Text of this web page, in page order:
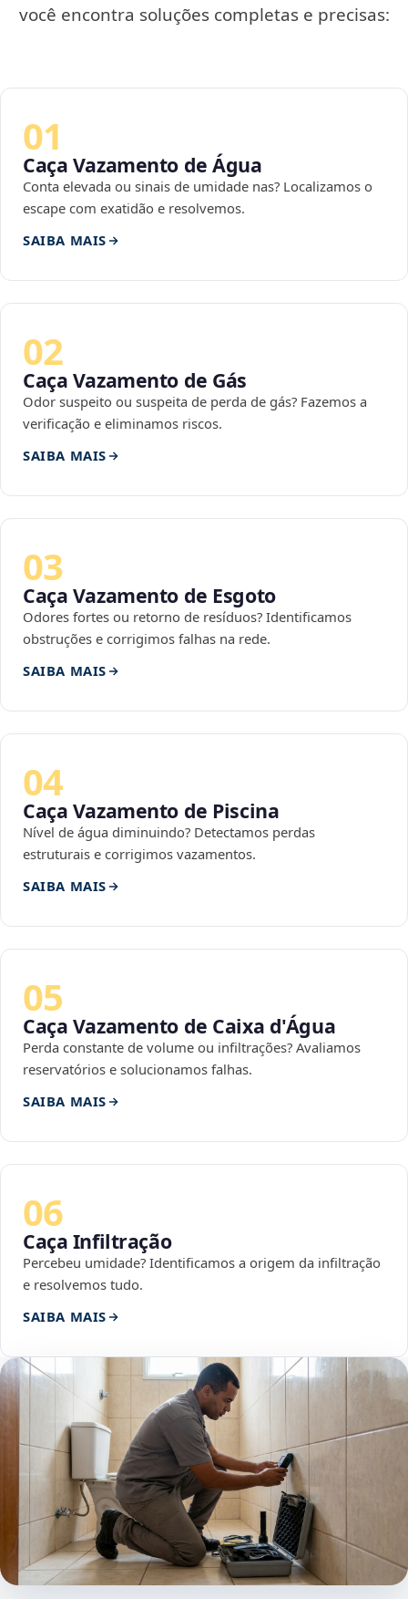
você encontra soluções completas e precisas:
01
Caça Vazamento de Água
Conta elevada ou sinais de umidade nas? Localizamos o
escape com exatidão e resolvemos.
SAIBA MAIS
02
Caça Vazamento de Gás
Odor suspeito ou suspeita de perda de gás? Fazemos a
verificação e eliminamos riscos.
SAIBA MAIS
03
Caça Vazamento de Esgoto
Odores fortes ou retorno de resíduos? Identificamos
obstruções e corrigimos falhas na rede.
SAIBA MAIS
04
Caça Vazamento de Piscina
Nível de água diminuindo? Detectamos perdas
estruturais e corrigimos vazamentos.
SAIBA MAIS
05
Caça Vazamento de Caixa d'Água
Perda constante de volume ou infiltrações? Avaliamos
reservatórios e solucionamos falhas.
SAIBA MAIS
06
Caça Infiltração
Percebeu umidade? Identificamos a origem da infiltração
e resolvemos tudo.
SAIBA MAIS